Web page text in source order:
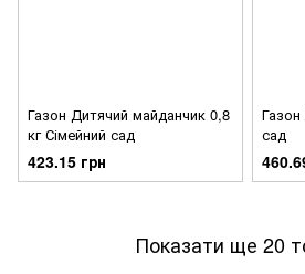
Газон Дитячий майданчик 0,8
кг Сімейний сад
423.15 грн
Газон
сад
Показати ще 20